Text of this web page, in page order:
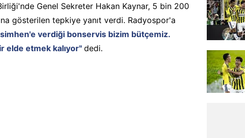
Genel Sekreter Hakan Kaynar, 5 bin 200
gösterilen tepkiye yanıt verdi. Radyospor'a
verdiği bonservis bizim bütçemiz.
elde etmek kalıyor" dedi.